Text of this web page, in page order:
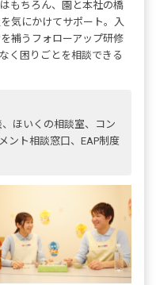
もちろん、園と本社の橋
気にかけてサポート。入
補うフォローアップ研修
く困りごとを相談できる
ほいくの相談室、コン
ント相談窓口、EAP制度